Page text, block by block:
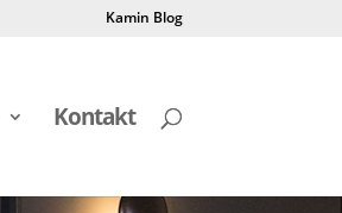
Kamin Blog
Kontakt